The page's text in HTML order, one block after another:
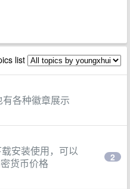
list
各种徽章展示
安装使用，可以
货币价格
2